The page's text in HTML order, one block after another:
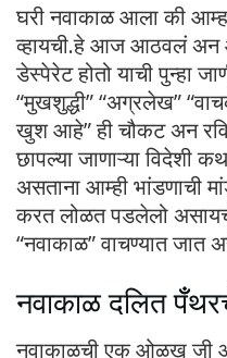
घरी नवाकाळ आला की
व्हायची.हे आज आठवलं अन
डेस्पेरेट होतो याची पुन्हा
“मुखशुद्धी” “अग्रलेख”
खुश आहे” ही चौकट अन
छापल्या जाणाऱ्या विदेशी
असताना आम्ही भांडणाची
करत लोळत पडलेलो
“नवाकाळ” वाचण्यात जात
नवाकाळ दलित
नवाकाळची एक ओळख जी